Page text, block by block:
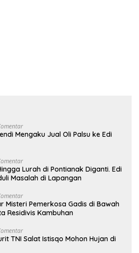
Mengaku Jual Oli Palsu ke Edi
Lurah di Pontianak Diganti. Edi
Masalah di Lapangan
Misteri Pemerkosa Gadis di Bawah
Residivis Kambuhan
TNI Salat Istisqo Mohon Hujan di